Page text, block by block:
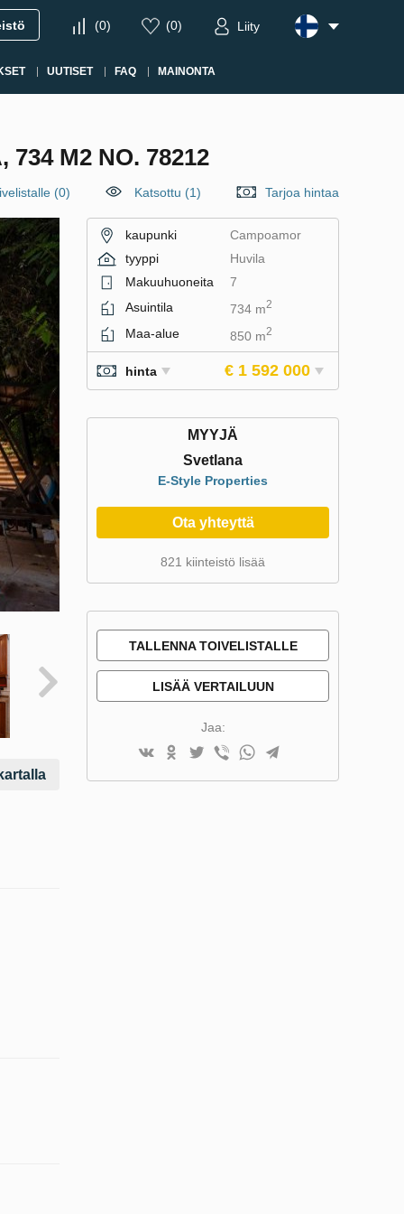
(0) (0) Liity
UUTISET FAQ MAINONTA
734 M2 NO. 78212
(0) Katsottu (1) Tarjoa hintaa
kaupunki
Campoamor
tyyppi
Huvila
Makuuhuoneita
7
Asuintila
734 m2
Maa-alue 850 m2
hinta € 1 592 000
MYYJÄ
Svetlana
E-Style Properties
Ota yhteyttä
821 kiinteistö lisää
TALLENNA TOIVELISTALLE
LISÄÄ VERTAILUUN
Jaa: